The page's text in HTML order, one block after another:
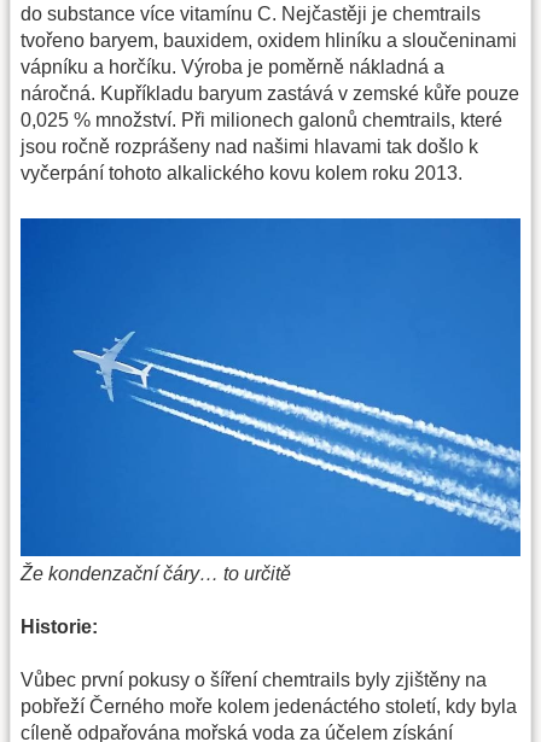
do substance více vitamínu C. Nejčastěji je chemtrails
tvořeno baryem, bauxidem, oxidem hliníku a sloučeninami
vápníku a horčíku. Výroba je poměrně nákladná a
náročná. Kupříkladu baryum zastává v zemské kůře pouze
0,025 % množství. Při milionech galonů chemtrails, které
jsou ročně rozprášeny nad našimi hlavami tak došlo k
vyčerpání tohoto alkalického kovu kolem roku 2013.
Že kondenzační čáry… to určitě
Historie:
Vůbec první pokusy o šíření chemtrails byly zjištěny na
pobřeží Černého moře kolem jedenáctého století, kdy byla
cíleně odpařována mořská voda za účelem získání